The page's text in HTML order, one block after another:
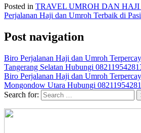
Posted in TRAVEL UMROH DAN HAJI
Perjalanan Haji dan Umroh Terbaik di
Post navigation
Biro Perjalanan Haji dan Umroh
Tangerang Selatan Hubungi
Biro Perjalanan Haji dan Umroh
Mongondow Utara Hubungi
Search for: